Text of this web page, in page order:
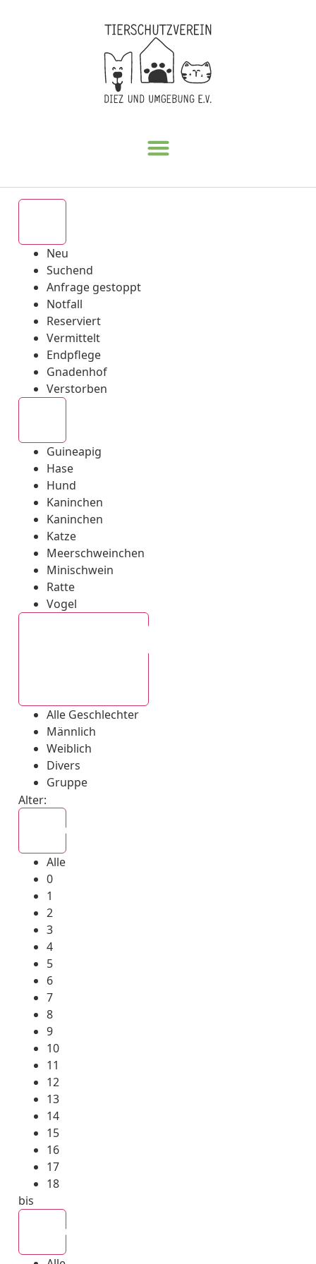
Neu
Suchend
Anfrage gestoppt
Notfall
Reserviert
Vermittelt
Endpflege
Gnadenhof
Verstorben
Guineapig
Hase
Hund
Kaninchen
Kaninchen
Katze
Meerschweinchen
Minischwein
Ratte
Vogel
Alle Geschlechter
Männlich
Weiblich
Divers
Gruppe
Alter:
Alle
0
1
2
3
4
5
6
7
8
9
10
11
12
13
14
15
16
17
18
bis